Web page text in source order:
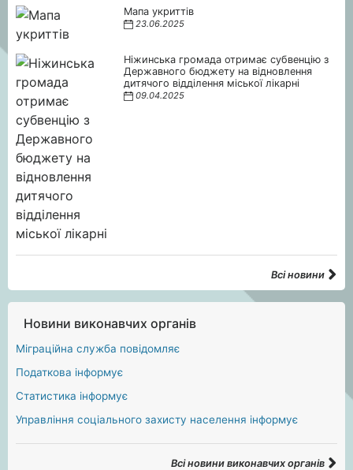
Мапа укриттів
23.06.2025
Ніжинська громада отримає субвенцію з
Державного бюджету на відновлення
дитячого відділення міської лікарні
09.04.2025
Всі новини
Новини виконавчих органів
Міграційна служба повідомляє
Податкова інформує
Статистика інформує
Управління соціального захисту населення інформує
Всі новини виконавчих органів